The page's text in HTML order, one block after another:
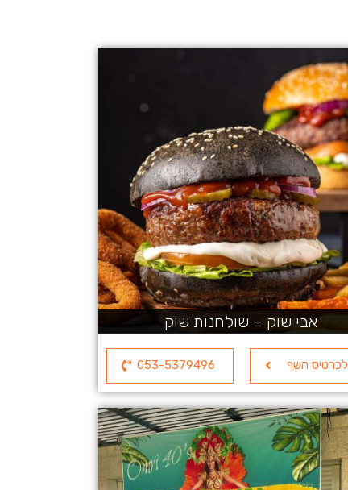
אבי שוק – שולחנות שוק
לכרטיס השף 053-5379496